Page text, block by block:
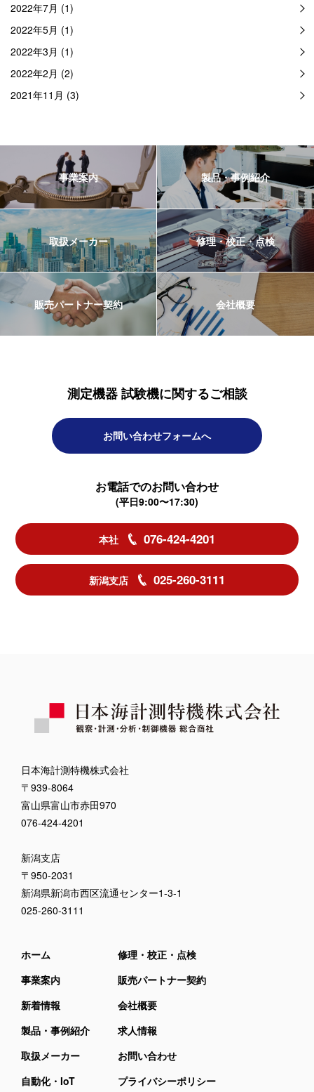
2022年7月 (1)
2022年5月 (1)
2022年3月 (1)
2022年2月 (2)
2021年11月 (3)
事業案内 製品・事例紹介
取扱メーカー 修理・校正・点検
販売パートナー契約 会社概要
測定機器 試験機に関するご相談
お問い合わせフォームへ
お電話でのお問い合わせ
(平日9:00〜17:30)
本社 076-424-4201
新潟支店 025-260-3111
日本海計測特機株式会社
〒939-8064
富山県富山市赤田970
076-424-4201
新潟支店
〒950-2031
新潟県新潟市西区流通センター1-3-1
025-260-3111
ホーム
事業案内
新着情報
製品・事例紹介
取扱メーカー
自動化・IoT
修理・校正・点検
販売パートナー契約
会社概要
求人情報
お問い合わせ
プライバシーポリシー